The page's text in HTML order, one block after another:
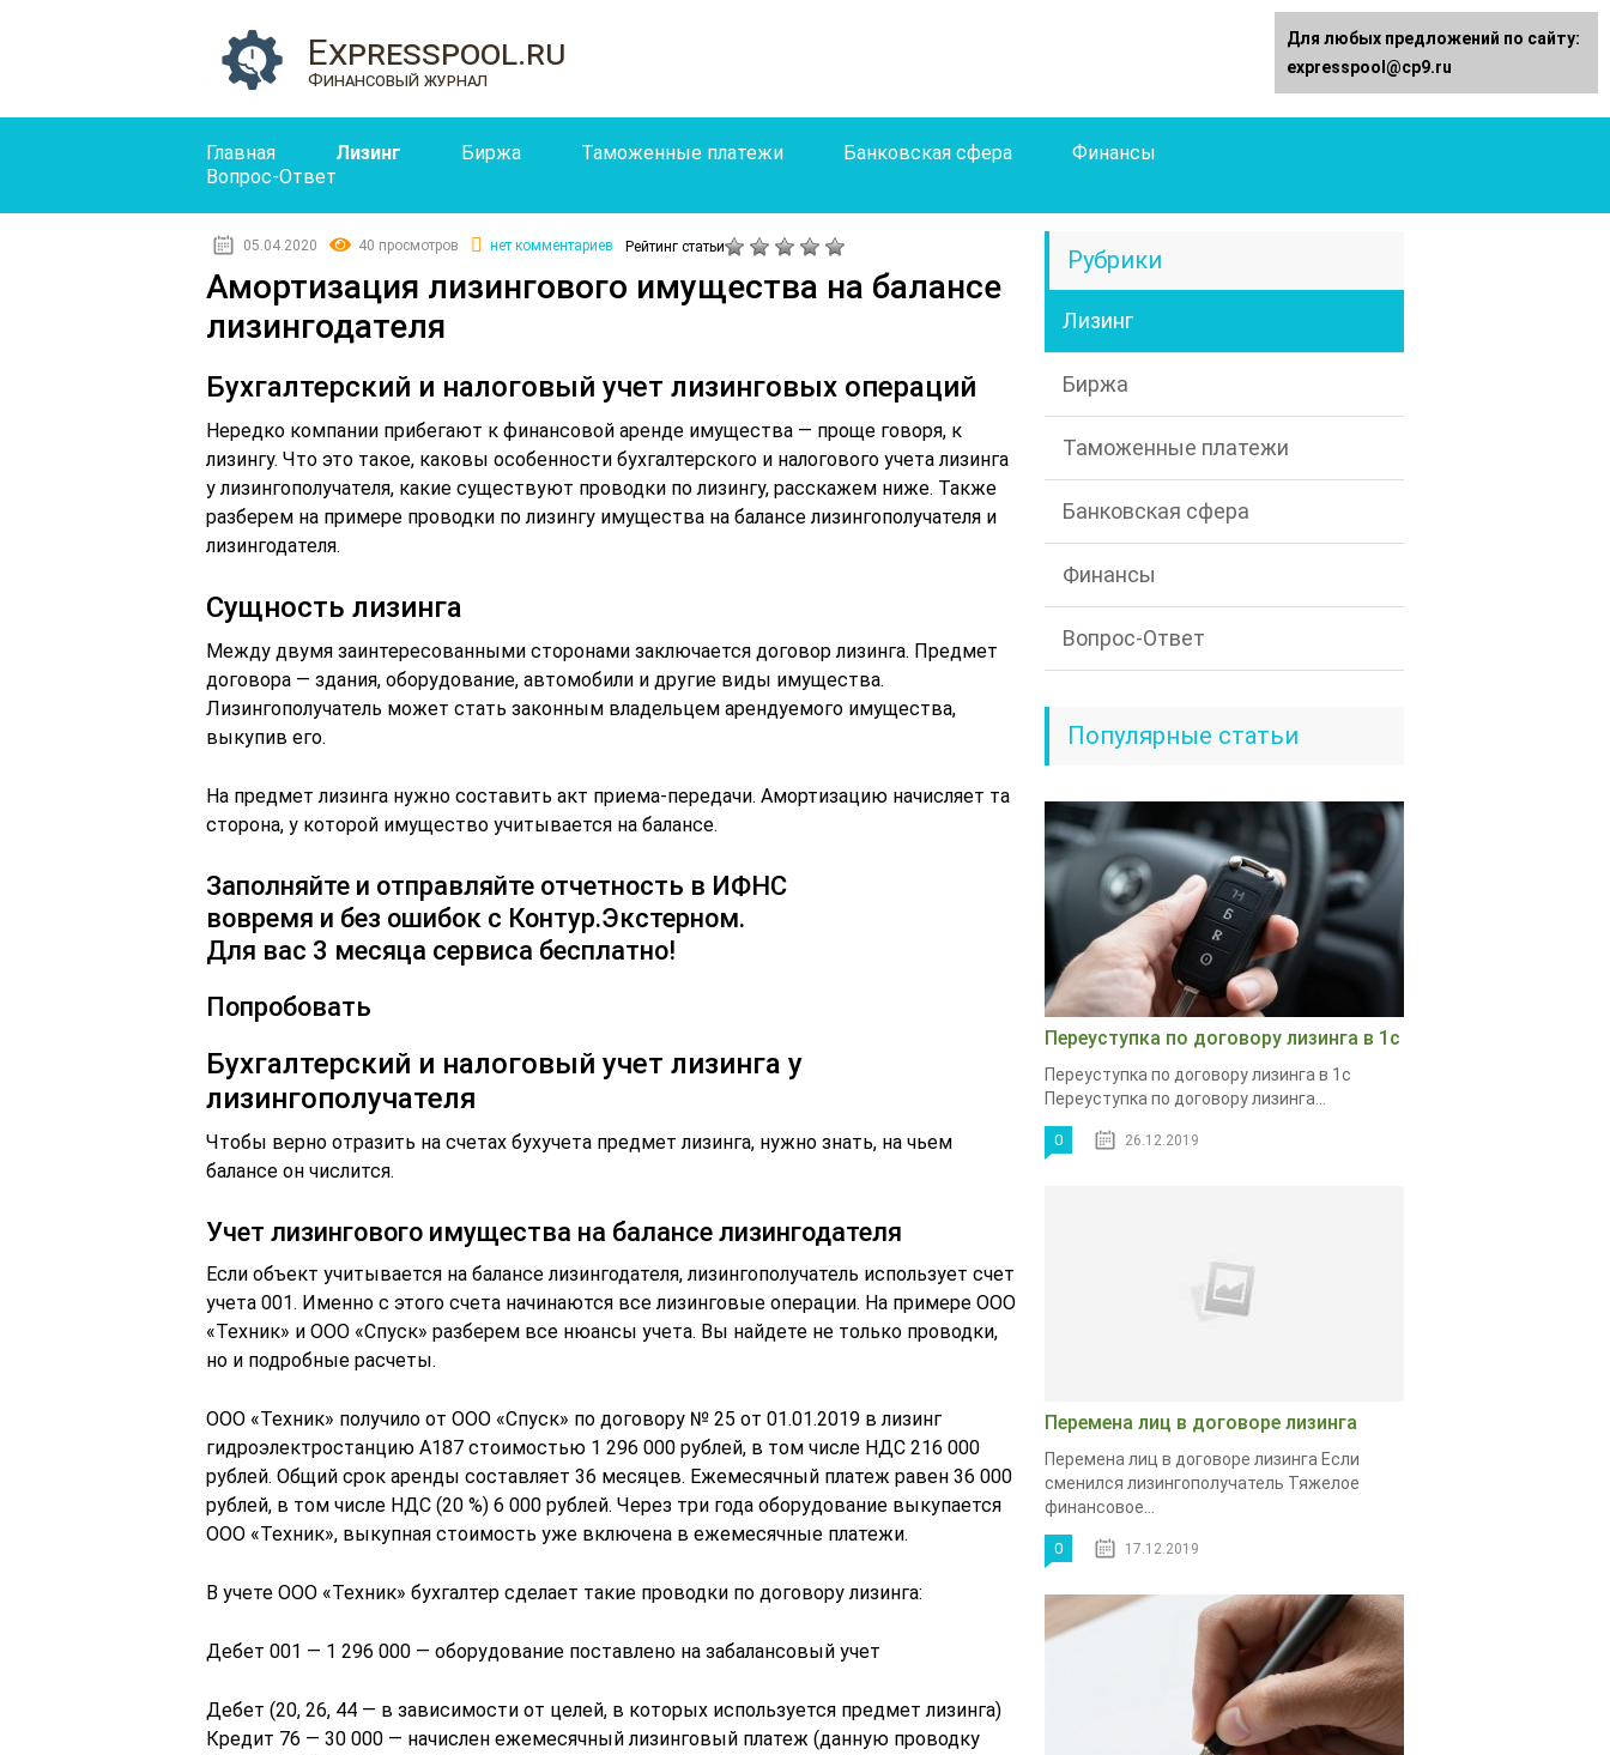
Expresspool.ru
Финансовый журнал
Главная Лизинг Биржа Таможенные платежи Банковская сфера
Финансы
Вопрос-Ответ
05.04.2020 40 просмотров нет комментариев Рейтинг статьи
Амортизация лизингового имущества на балансе
лизингодателя
Бухгалтерский и налоговый учет лизинговых операций
Нередко компании прибегают к финансовой аренде имущества — проще говоря, к
лизингу. Что это такое, каковы особенности бухгалтерского и налогового учета лизинга
у лизингополучателя, какие существуют проводки по лизингу, расскажем ниже. Также
разберем на примере проводки по лизингу имущества на балансе лизингополучателя и
лизингодателя.
Сущность лизинга
Между двумя заинтересованными сторонами заключается договор лизинга. Предмет
договора — здания, оборудование, автомобили и другие виды имущества.
Лизингополучатель может стать законным владельцем арендуемого имущества,
выкупив его.
На предмет лизинга нужно составить акт приема-передачи. Амортизацию начисляет та
сторона, у которой имущество учитывается на балансе.
Заполняйте и отправляйте отчетность в ИФНС
вовремя и без ошибок с Контур.Экстерном.
Для вас 3 месяца сервиса бесплатно!
Попробовать
Бухгалтерский и налоговый учет лизинга у
лизингополучателя
Чтобы верно отразить на счетах бухучета предмет лизинга, нужно знать, на чьем
балансе он числится.
Учет лизингового имущества на балансе лизингодателя
Если объект учитывается на балансе лизингодателя, лизингополучатель использует счет
учета 001. Именно с этого счета начинаются все лизинговые операции. На примере ООО
«Техник» и ООО «Спуск» разберем все нюансы учета. Вы найдете не только проводки,
но и подробные расчеты.
ООО «Техник» получило от ООО «Спуск» по договору № 25 от 01.01.2019 в лизинг
гидроэлектростанцию А187 стоимостью 1 296 000 рублей, в том числе НДС 216 000
рублей. Общий срок аренды составляет 36 месяцев. Ежемесячный платеж равен 36 000
рублей, в том числе НДС (20 %) 6 000 рублей. Через три года оборудование выкупается
ООО «Техник», выкупная стоимость уже включена в ежемесячные платежи.
В учете ООО «Техник» бухгалтер сделает такие проводки по договору лизинга:
Дебет 001 — 1 296 000 — оборудование поставлено на забалансовый учет
Дебет (20, 26, 44 — в зависимости от целей, в которых используется предмет лизинга)
Кредит 76 — 30 000 — начислен ежемесячный лизинговый платеж (данную проводку
Рубрики
Лизинг
Биржа
Таможенные платежи
Банковская сфера
Финансы
Вопрос-Ответ
Популярные статьи
Переуступка по договору лизинга в 1с
Переуступка по договору лизинга в 1с
Переуступка по договору лизинга...
0 26.12.2019
Перемена лиц в договоре лизинга
Перемена лиц в договоре лизинга Если
сменился лизингополучатель Тяжелое
финансовое...
0 17.12.2019
Для любых предложений по сайту:
expresspool@cp9.ru